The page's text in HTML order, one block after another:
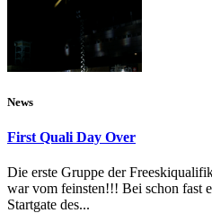
News
First Quali Day Over
Die erste Gruppe der
war vom feinsten!!! Bei schon fast
Startgate des...